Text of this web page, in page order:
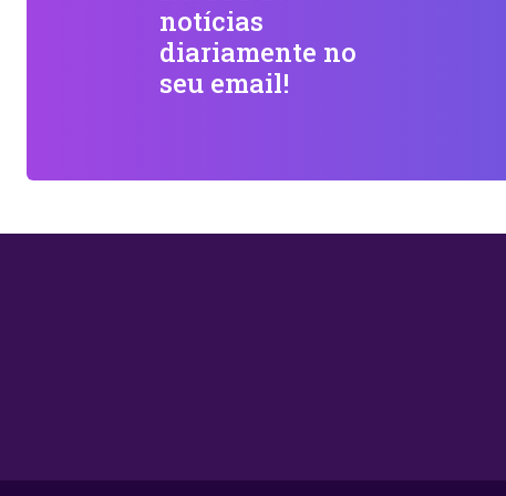
notícias
diariamente no
seu email!